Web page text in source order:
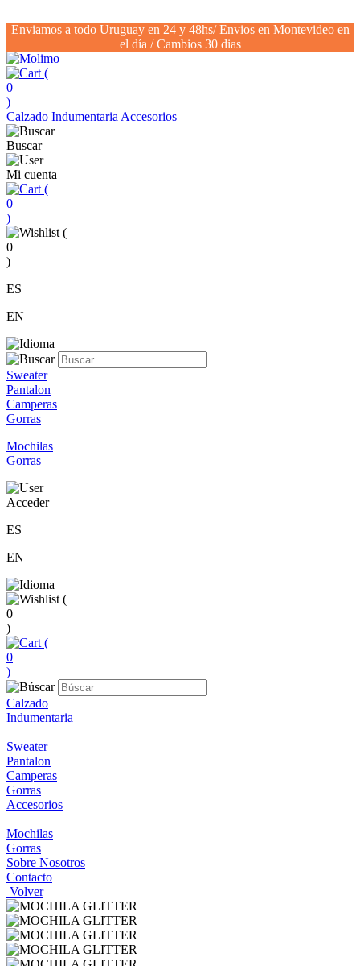
Enviamos a todo Uruguay en 24 y 48hs/ Envios en Montevideo en
el día / Cambios 30 dias
(
0
)
Calzado Indumentaria Accesorios
Buscar
Mi cuenta
(
0
)
(
0
)
ES
EN
Sweater
Pantalon
Camperas
Gorras
Mochilas
Gorras
Acceder
ES
EN
(
0
)
(
0
)
Calzado
Indumentaria
+
Sweater
Pantalon
Camperas
Gorras
Accesorios
+
Mochilas
Gorras
Sobre Nosotros
Contacto
Volver